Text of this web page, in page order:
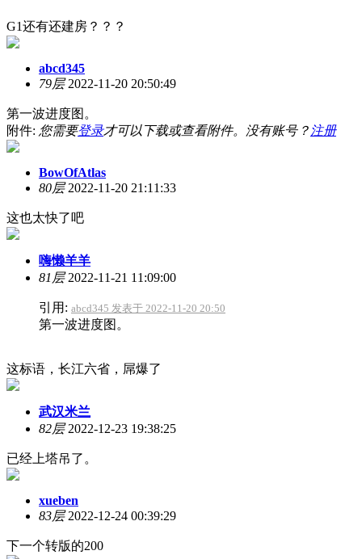
G1还有还建房？？？
abcd345
79层2022-11-20 20:50:49
第一波进度图。
附件: 您需要登录才可以下载或查看附件。没有账号？ 注册
BowOfAtlas
80层2022-11-20 21:11:33
这也太快了吧
嗨懒羊羊
81层2022-11-21 11:09:00
引用: abcd345 发表于 2022-11-20 20:50
第一波进度图。
这标语，长江六省，屌爆了
武汉米兰
82层2022-12-23 19:38:25
已经上塔吊了。
xueben
83层2022-12-24 00:39:29
下一个转版的200